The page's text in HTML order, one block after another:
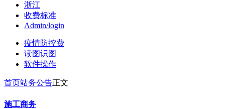
浙江
收费标准
Admin/login
疫情防控费
读图识图
软件操作
首页站务公告正文
施工商务